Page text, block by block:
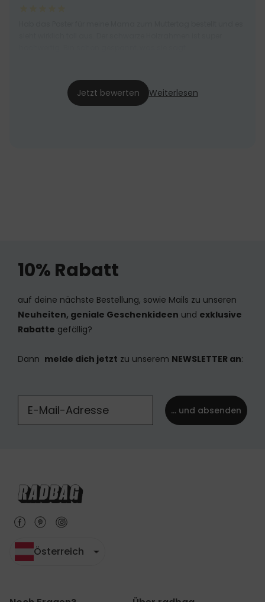
Jetzt bewerten Weiterlesen
10% Rabatt
auf deine nächste Bestellung, sowie Mails zu unseren
Neuheiten, geniale Geschenkideen und exklusive
Rabatte gefällig?
Dann melde dich jetzt zu unserem NEWSLETTER an:
... und absenden
Österreich